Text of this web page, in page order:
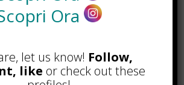
dal loro
e
Ora
let us know! Follow,
like or check out these